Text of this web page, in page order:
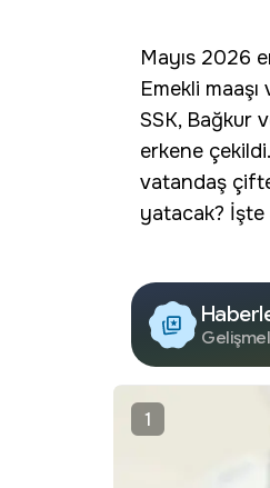
Mayıs 2026
Emekli
SSK, Bağkur
erkene
vatandaş
yatacak? İşte
1